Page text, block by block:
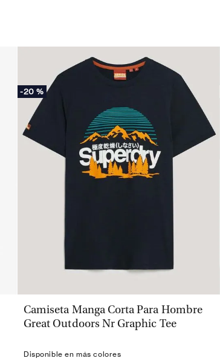
-20 %
VISTA RÁPIDA
Camiseta Manga Corta Para Hombre
Great Outdoors Nr Graphic Tee
Disponible en más colores